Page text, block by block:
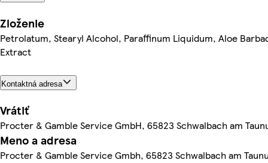
Zloženie
Petrolatum, Stearyl Alcohol, Paraffinum Liquidum, Aloe
Extract
Kontaktná adresa
Vrátiť
Procter & Gamble Service GmbH, 65823 Schwalbach am
Meno a adresa
Procter & Gamble Service Gmbh, 65823 Schwalbach am